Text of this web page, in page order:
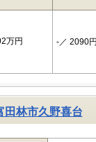
万円 -／ 2090円
林市久野喜台